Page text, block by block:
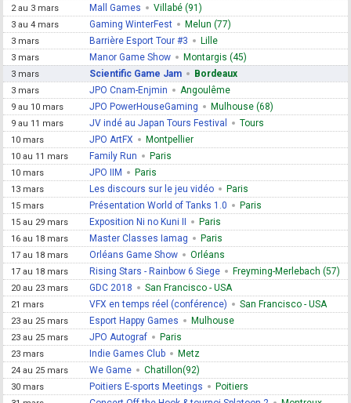
2 au 3 mars Mall Games Villabé (91)
3 au 4 mars Gaming WinterFest Melun (77)
3 mars Barrière Esport Tour #3 Lille
3 mars Manor Game Show Montargis (45)
3 mars Scientific Game Jam Bordeaux
3 mars JPO Cnam-Enjmin Angoulême
9 au 10 mars JPO PowerHouseGaming Mulhouse (68)
9 au 11 mars JV indé au Japan Tours Festival Tours
10 mars JPO ArtFX Montpellier
10 au 11 mars Family Run Paris
10 mars JPO IIM Paris
13 mars Les discours sur le jeu vidéo Paris
15 mars Présentation World of Tanks 1.0 Paris
15 au 29 mars Exposition Ni no Kuni II Paris
16 au 18 mars Master Classes Iamag Paris
17 au 18 mars Orléans Game Show Orléans
17 au 18 mars Rising Stars - Rainbow 6 Siege Freyming-Merlebach (57)
20 au 23 mars GDC 2018 San Francisco - USA
21 mars VFX en temps réel (conférence) San Francisco - USA
23 au 25 mars Esport Happy Games Mulhouse
23 au 25 mars JPO Autograf Paris
23 mars Indie Games Club Metz
24 au 25 mars We Game Chatillon(92)
30 mars Poitiers E-sports Meetings Poitiers